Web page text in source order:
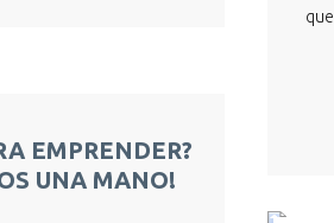
EMPRENDER?
UNA MANO!